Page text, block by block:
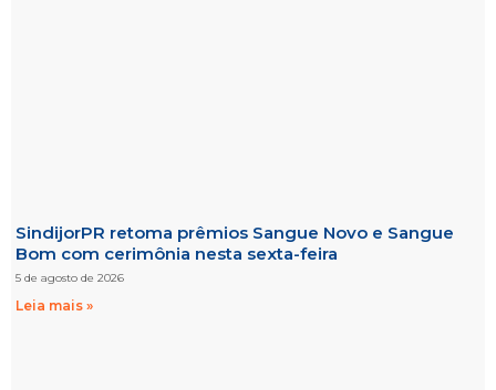
SindijorPR retoma prêmios Sangue Novo e Sangue
Bom com cerimônia nesta sexta-feira
5 de agosto de 2026
Leia mais »